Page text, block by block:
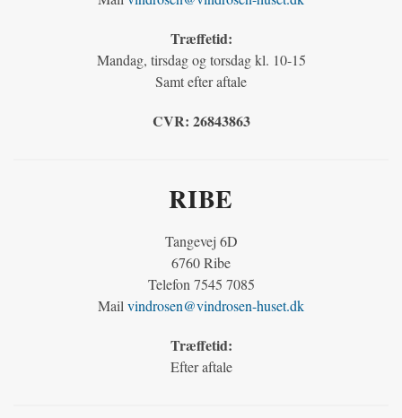
Træffetid:
Mandag, tirsdag og torsdag kl. 10-15
Samt efter aftale
CVR: 26843863
RIBE
Tangevej 6D
6760 Ribe
Telefon 7545 7085
Mail vindrosen@vindrosen-huset.dk
Træffetid:
Efter aftale